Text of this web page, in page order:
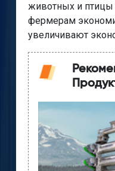
животных и птицы
фермерам
увеличивают